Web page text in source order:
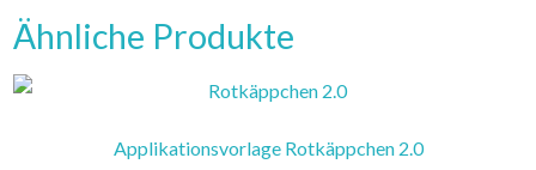
Ähnliche Produkte
Applikationsvorlage Rotkäppchen 2.0